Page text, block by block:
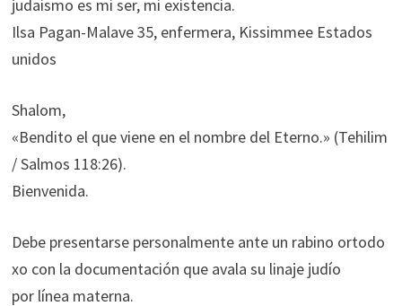
judaismo es mi ser, mi existencia.
Ilsa Pagan-Malave 35, enfermera, Kissimmee Estados
unidos
Shalom,
«Bendito el que viene en el nombre del Eterno.» (Tehilim
/ Salmos 118:26).
Bienvenida.
Debe presentarse personalmente ante un rabino ortodo
xo con la documentación que avala su linaje judío
por línea materna.